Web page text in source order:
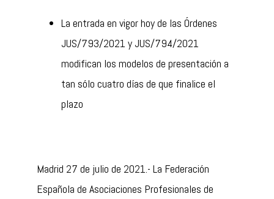
La entrada en vigor hoy de las Órdenes
JUS/793/2021 y JUS/794/2021
modifican los modelos de presentación a
tan sólo cuatro días de que finalice el
plazo
Madrid 27 de julio de 2021.- La Federación
Española de Asociaciones Profesionales de